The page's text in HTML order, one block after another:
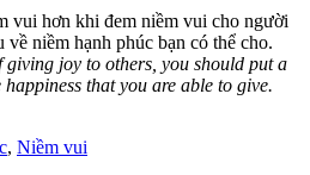
vui hơn khi đem niềm vui cho người
niềm hạnh phúc bạn có thể cho.
giving joy to others, you should put a
that you are able to give.
, Niềm vui